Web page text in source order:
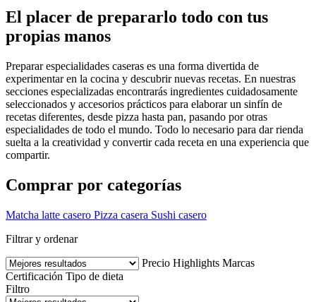
El placer de prepararlo todo con tus
propias manos
Preparar especialidades caseras es una forma divertida de
experimentar en la cocina y descubrir nuevas recetas. En nuestras
secciones especializadas encontrarás ingredientes cuidadosamente
seleccionados y accesorios prácticos para elaborar un sinfín de
recetas diferentes, desde pizza hasta pan, pasando por otras
especialidades de todo el mundo. Todo lo necesario para dar rienda
suelta a la creatividad y convertir cada receta en una experiencia que
compartir.
Comprar por categorías
Matcha latte casero Pizza casera Sushi casero
Filtrar y ordenar
Precio Highlights Marcas
Certificación Tipo de dieta
Filtro